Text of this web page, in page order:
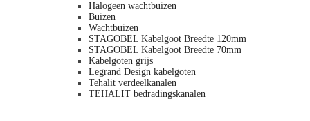
Halogeen wachtbuizen
Buizen
Wachtbuizen
STAGOBEL Kabelgoot Breedte 120mm
STAGOBEL Kabelgoot Breedte 70mm
Kabelgoten grijs
Legrand Design kabelgoten
Tehalit verdeelkanalen
TEHALIT bedradingskanalen